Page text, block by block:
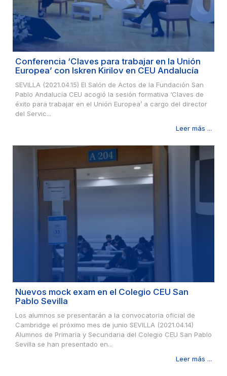
Conferencia ‘Claves para trabajar en la Unión
Europea’ con Iskren Kirilov en CEU Andalucía
SEVILLA (2021.04.15) El Salón de Actos de la Fundación San
Pablo Andalucía CEU acogió la sesión formativa ‘Claves de
éxito para trabajar en el Unión Europea’ a cargo del director
del Servic...
Leer más ...
Nuevos mock exam en el Colegio CEU San
Pablo Sevilla
Los alumnos se presentarán a la convocatoria oficial de
Cambridge el próximo mes de junio SEVILLA (2021.04.14)
Alumnos de Primaria y Secundaria del Colegio CEU San Pablo
Sevilla se han presentado en...
Leer más ...